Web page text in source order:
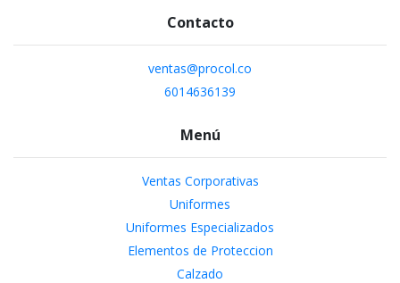
Contacto
ventas@procol.co
6014636139
Menú
Ventas Corporativas
Uniformes
Uniformes Especializados
Elementos de Proteccion
Calzado